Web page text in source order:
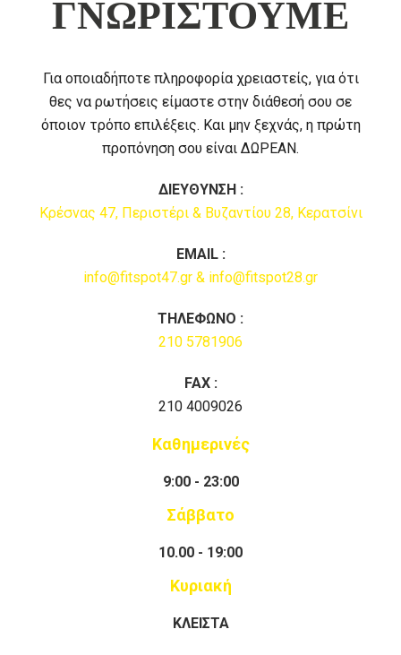
Για οποιαδήποτε πληροφορία χρειαστείς, για ότι
θες να ρωτήσεις είμαστε στην διάθεσή σου σε
όποιον τρόπο επιλέξεις. Και μην ξεχνάς, η πρώτη
προπόνηση σου είναι ΔΩΡΕΑΝ.
ΔΙΕΥΘΥΝΣΗ :
Κρέσνας 47, Περιστέρι & Βυζαντίου 28, Κερατσίνι
EMAIL :
info@fitspot47.gr & info@fitspot28.gr
ΤΗΛΕΦΩΝΟ :
210 5781906
FAX :
210 4009026
Καθημερινές
9:00 - 23:00
Σάββατο
10.00 - 19:00
Κυριακή
ΚΛΕΙΣΤΑ